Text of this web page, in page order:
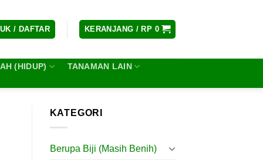
/ DAFTAR KERANJANG / RP 0
(HIDUP)
TANAMAN LAIN
KATEGORI
Berupa Biji (Masih Benih)